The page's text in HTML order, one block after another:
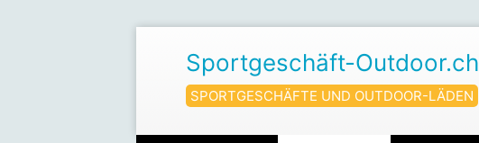
Sportgeschäft-Outdoor.ch
SPORTGESCHÄFTE UND OUTDOOR-LÄDEN